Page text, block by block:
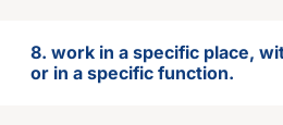
8. work in a specific place,
or in a specific function.